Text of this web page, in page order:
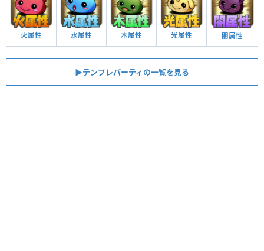
火属性 水属性 木属性 光属性 闇属性
▶︎テンプレパーティの一覧を見る